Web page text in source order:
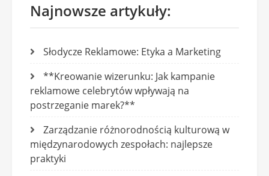
Najnowsze artykuły:
Słodycze Reklamowe: Etyka a Marketing
**Kreowanie wizerunku: Jak kampanie
reklamowe celebrytów wpływają na
postrzeganie marek?**
Zarządzanie różnorodnością kulturową w
międzynarodowych zespołach: najlepsze
praktyki